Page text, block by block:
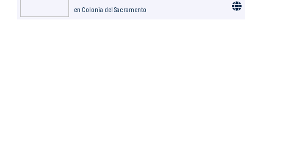
en Colonia del Sacramento